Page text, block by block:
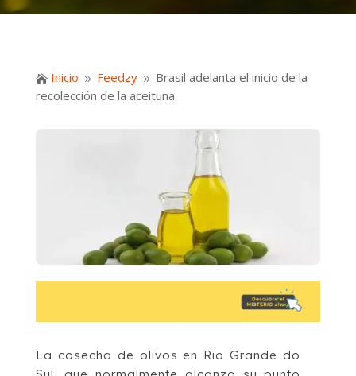
 Inicio 9 Feedzy 9 Brasil adelanta el inicio de la
recolección de la aceituna
La cosecha de olivos en Rio Grande do